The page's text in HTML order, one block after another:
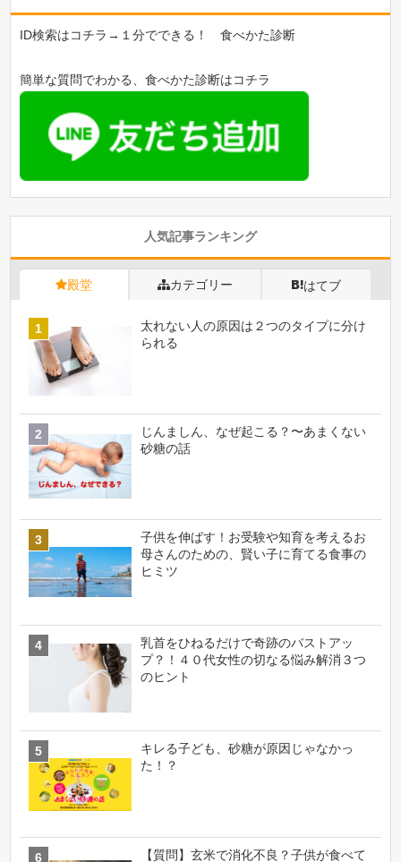
ID検索はコチラ→１分でできる！ 食べかた診断
簡単な質問でわかる、食べかた診断はコチラ
人気記事ランキング
殿堂 カテゴリー はてブ
太れない人の原因は２つのタイプに分け
られる
じんましん、なぜ起こる？〜あまくない
砂糖の話
子供を伸ばす！お受験や知育を考えるお
母さんのための、賢い子に育てる食事の
ヒミツ
乳首をひねるだけで奇跡のバストアッ
プ？！４０代女性の切なる悩み解消３つ
のヒント
キレる子ども、砂糖が原因じゃなかっ
た！？
【質問】玄米で消化不良？子供が食べて